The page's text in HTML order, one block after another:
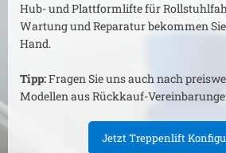
Hub- und Plattformlifte für
Wartung und Reparatur bekommen
Hand.
Tipp:Fragen Sie uns auch nach
Modellen aus Rückkauf-
Jetzt Treppenlift